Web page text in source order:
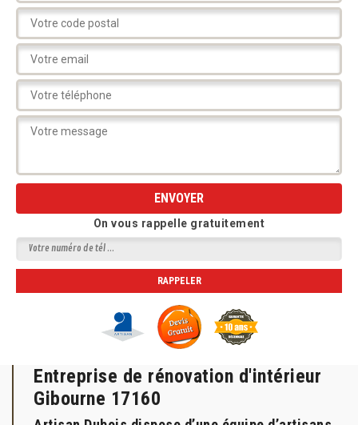
On vous rappelle gratuitement
Entreprise de rénovation d'intérieur
Gibourne 17160